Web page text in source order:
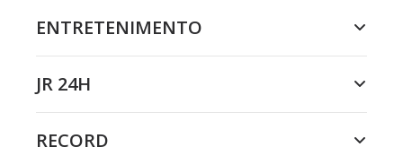
ENTRETENIMENTO
JR 24H
RECORD